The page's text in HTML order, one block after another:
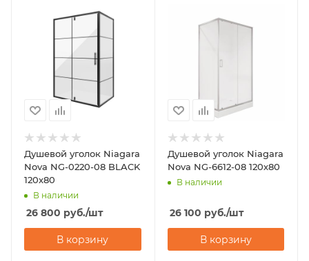
Душевой уголок Niagara
Nova NG-0220-08 BLACK
120х80
В наличии
26 800 руб./шт
В корзину
Душевой уголок Niagara
Nova NG-6612-08 120х80
В наличии
26 100 руб./шт
В корзину